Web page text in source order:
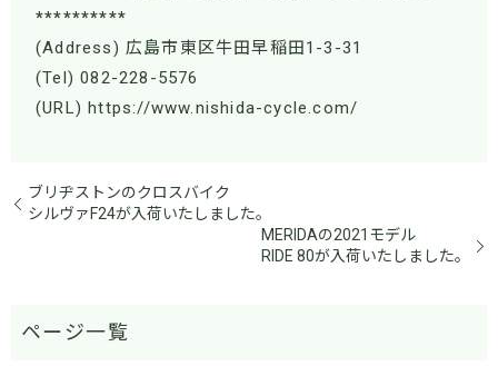
**********
(Address) 広島市東区牛田早稲田1-3-31
(Tel) 082-228-5576
(URL) https://www.nishida-cycle.com/
ブリヂストンのクロスバイク
シルヴァF24が入荷いたしました。
MERIDAの2021モデル
RIDE 80が入荷いたしました。